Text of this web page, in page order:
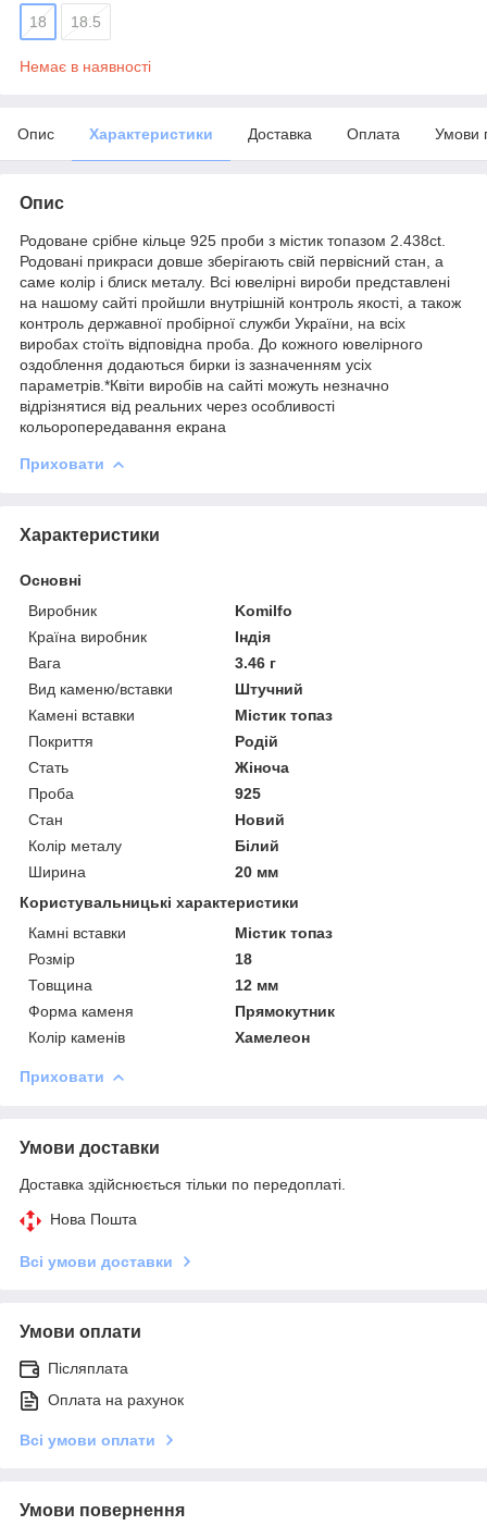
18 18.5
Немає в наявності
Опис Характеристики Доставка Оплата Умови
Опис
Родоване срібне кільце 925 проби з містик топазом 2.438ct.
Родовані прикраси довше зберігають свій первісний стан, а
саме колір і блиск металу. Всі ювелірні вироби представлені
на нашому сайті пройшли внутрішній контроль якості, а також
контроль державної пробірної служби України, на всіх
виробах стоїть відповідна проба. До кожного ювелірного
оздоблення додаються бирки із зазначенням усіх
параметрів.*Квіти виробів на сайті можуть незначно
відрізнятися від реальних через особливості
кольоропередавання екрана
Приховати
Характеристики
Основні
Виробник
Komilfo
Країна виробник
Індія
Вага
3.46 г
Вид каменю/вставки
Штучний
Камені вставки
Містик топаз
Покриття
Родій
Стать
Жіноча
Проба
925
Стан
Новий
Колір металу
Білий
Ширина
20 мм
Користувальницькі характеристики
Камні вставки
Містик топаз
Розмір
18
Товщина
12 мм
Форма каменя
Прямокутник
Колір каменів
Хамелеон
Приховати
Умови доставки
Доставка здійснюється тільки по передоплаті.
Нова Пошта
Всі умови доставки
Умови оплати
Післяплата
Оплата на рахунок
Всі умови оплати
Умови повернення